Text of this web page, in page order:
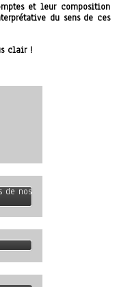
et leur composition
du sens de ces
clair !
de nos